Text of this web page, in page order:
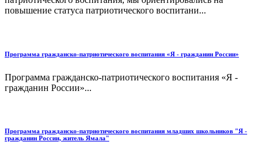
повышение статуса патриотического воспитани...
Программа гражданско-патриотического воспитания «Я - гражданин России»
Программа гражданско-патриотического воспитания «Я -
гражданин России»...
Программа гражданско-патриотического воспитания младших школьников "Я -
гражданин России, житель Ямала"